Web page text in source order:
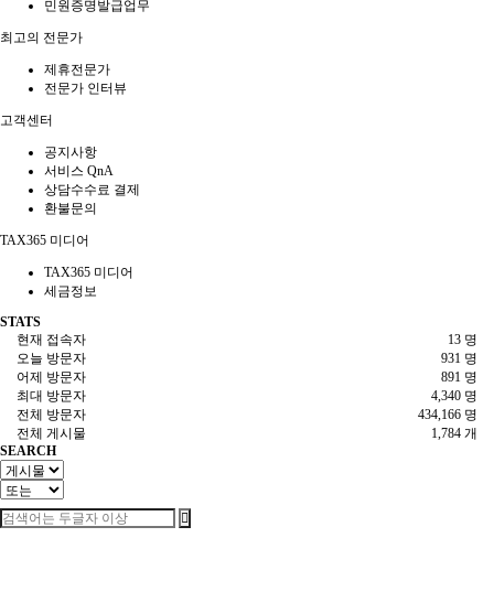
민원증명발급업무
최고의 전문가
제휴전문가
전문가 인터뷰
고객센터
공지사항
서비스 QnA
상담수수료 결제
환불문의
TAX365 미디어
TAX365 미디어
세금정보
STATS
13 명
현재 접속자
931 명
오늘 방문자
891 명
어제 방문자
4,340 명
최대 방문자
434,166 명
전체 방문자
1,784 개
전체 게시물
SEARCH